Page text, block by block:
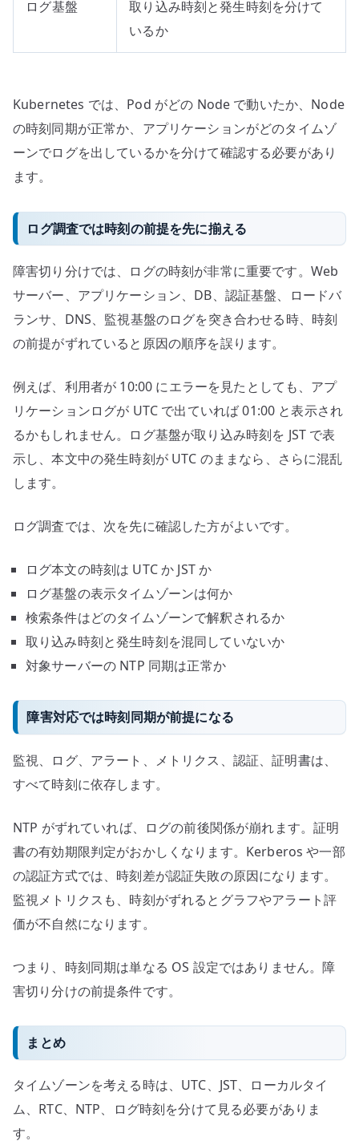
ログ基盤
取り込み時刻と発生時刻を分けて
いるか
Kubernetes では、Pod がどの Node で動いたか、Node
の時刻同期が正常か、アプリケーションがどのタイムゾ
ーンでログを出しているかを分けて確認する必要があり
ます。
ログ調査では時刻の前提を先に揃える
障害切り分けでは、ログの時刻が非常に重要です。Web
サーバー、アプリケーション、DB、認証基盤、ロードバ
ランサ、DNS、監視基盤のログを突き合わせる時、時刻
の前提がずれていると原因の順序を誤ります。
例えば、利用者が 10:00 にエラーを見たとしても、アプ
リケーションログが UTC で出ていれば 01:00 と表示され
るかもしれません。ログ基盤が取り込み時刻を JST で表
示し、本文中の発生時刻が UTC のままなら、さらに混乱
します。
ログ調査では、次を先に確認した方がよいです。
ログ本文の時刻は UTC か JST か
ログ基盤の表示タイムゾーンは何か
検索条件はどのタイムゾーンで解釈されるか
取り込み時刻と発生時刻を混同していないか
対象サーバーの NTP 同期は正常か
障害対応では時刻同期が前提になる
監視、ログ、アラート、メトリクス、認証、証明書は、
すべて時刻に依存します。
NTP がずれていれば、ログの前後関係が崩れます。証明
書の有効期限判定がおかしくなります。Kerberos や一部
の認証方式では、時刻差が認証失敗の原因になります。
監視メトリクスも、時刻がずれるとグラフやアラート評
価が不自然になります。
つまり、時刻同期は単なる OS 設定ではありません。障
害切り分けの前提条件です。
まとめ
タイムゾーンを考える時は、UTC、JST、ローカルタイ
ム、RTC、NTP、ログ時刻を分けて見る必要がありま
す。